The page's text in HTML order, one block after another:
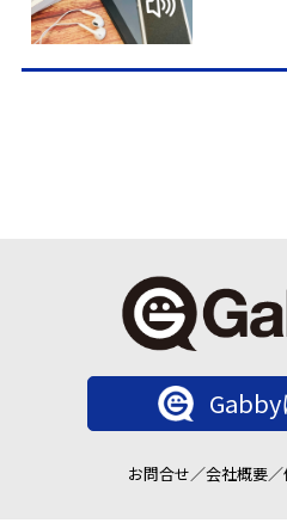
お問合せ／会社概要／